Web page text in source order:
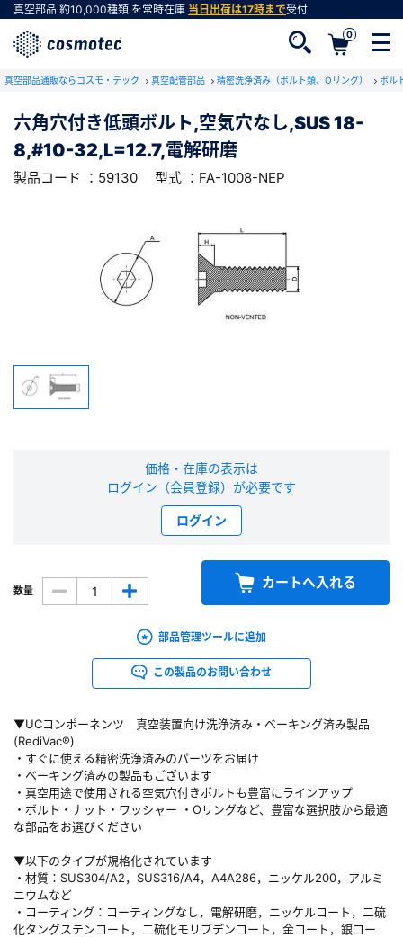
真空部品 約10,000種類 を常時在庫 当日出荷は17時まで受付
0
真空部品通販ならコスモ・テック 真空配管部品 精密洗浄済み（ボルト類、Oリング） ボル
六角穴付き低頭ボルト,空気穴なし,SUS 18-
8,#10-32,L=12.7,電解研磨
製品コード ：59130 型式 ：FA-1008-NEP
▼UCコンポーネンツ 真空装置向け洗浄済み・ベーキング済み製品
(RediVac®)
・すぐに使える精密洗浄済みのパーツをお届け
・ベーキング済みの製品もございます
・真空用途で使用される空気穴付きボルトも豊富にラインアップ
・ボルト・ナット・ワッシャー ・Oリングなど、豊富な選択肢から最適
な部品をお選びください
▼以下のタイプが規格化されています
・材質：SUS304/A2，SUS316/A4，A4A286，ニッケル200，アルミ
ニウムなど
・コーティング：コーティングなし，電解研磨，ニッケルコート，二硫
化タングステンコート，二硫化モリブデンコート，金コート，銀コー
価格・在庫の表示は
ログイン（会員登録）が必要です
ログイン
数量 カートへ入れる
部品管理ツールに追加
この製品のお問い合わせ
RoHS2適合報告書のダウンロード
下記製品のRoHS2適合報告書のダウンロードをします。
六角穴付き低頭ボルト,空気穴なし,SUS 18-
8,#10-32,L=12.7,電解研磨
型式 ：FA-1008-NEP 製品コード ：59130
必須
会員登録がお済みでない方
会員登録をすれば、便利な機能がご利用いただけ
※新規会員登録をお申し込み頂いてから本登録となるまで、数日間かかる場合
があります。また当社の判断によりお断りする場合があります。
ログイン
※パスワードをお忘れの方は、パスワード再発行ページへ